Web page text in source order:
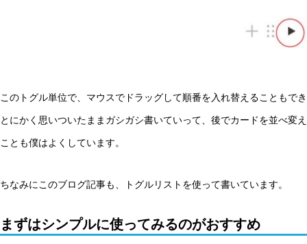
このトグル単位で、マウスでドラッグして順番を入れ替えることもで
とにかく思いついたままガシガシ書いていって、後でカードを並べ変
ことも僕はよくしています。
ちなみにこのブログ記事も、トグルリストを使って書いています。
まずはシンプルに使ってみるのがおすすめ